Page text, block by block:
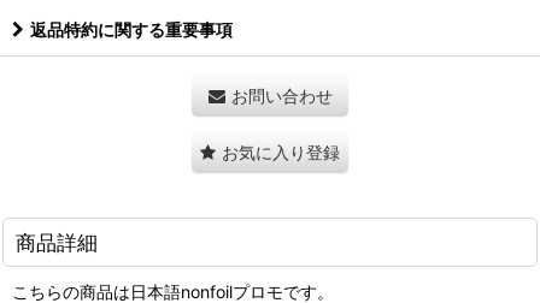
返品特約に関する重要事項
お問い合わせ
お気に入り登録
商品詳細
こちらの商品は日本語nonfoilプロモです。